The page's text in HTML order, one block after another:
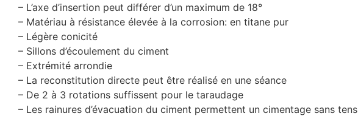
– L’axe d’insertion peut différer d’un maximum de 18°
– Matériau à résistance élevée à la corrosion: en titane pur
– Légère conicité
– Sillons d’écoulement du ciment
– Extrémité arrondie
– La reconstitution directe peut être réalisé en une séance
– De 2 à 3 rotations suffissent pour le taraudage
– Les rainures d’évacuation du ciment permettent un cimentage sans